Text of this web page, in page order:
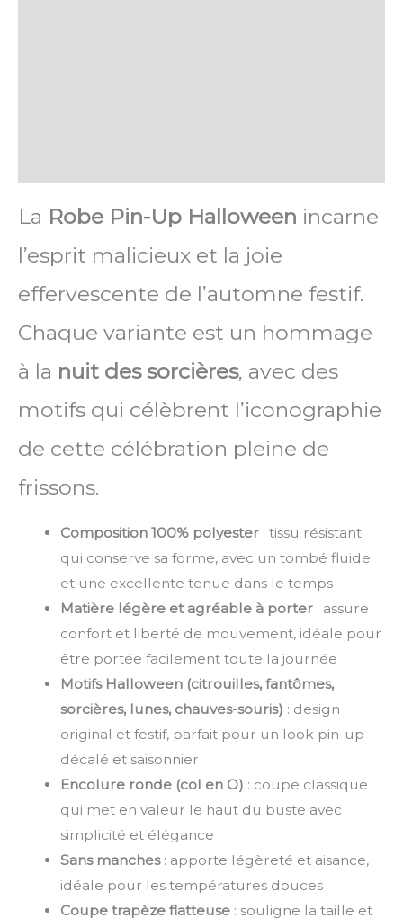
La Robe Pin-Up Halloween incarne
l’esprit malicieux et la joie
effervescente de l’automne festif.
Chaque variante est un hommage
à la nuit des sorcières, avec des
motifs qui célèbrent l’iconographie
de cette célébration pleine de
frissons.
Composition 100% polyester: tissu résistant
qui conserve sa forme, avec un tombé fluide
et une excellente tenue dans le temps
Matière légère et agréable à porter: assure
confort et liberté de mouvement, idéale pour
être portée facilement toute la journée
Motifs Halloween (citrouilles, fantômes,
sorcières, lunes, chauves-souris) : design
original et festif, parfait pour un look pin-up
décalé et saisonnier
Encolure ronde (col en O) : coupe classique
qui met en valeur le haut du buste avec
simplicité et élégance
Sans manches: apporte légèreté et aisance,
idéale pour les températures douces
Coupe trapèze flatteuse: souligne la taille et